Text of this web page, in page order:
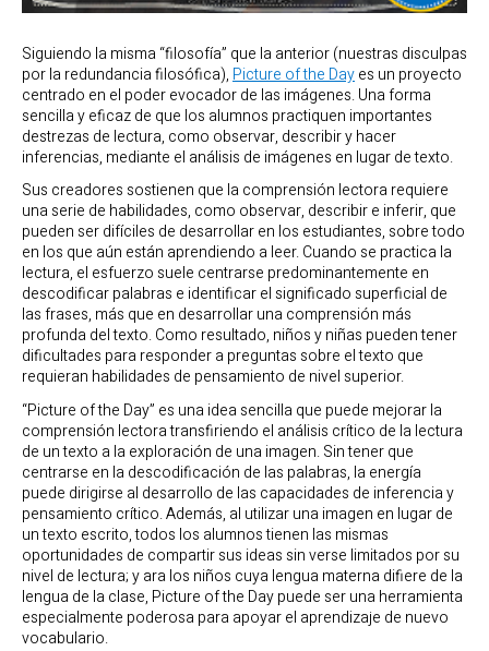
Siguiendo la misma “filosofía” que la anterior (nuestras disculpas
por la redundancia filosófica), Picture of the Dayes un proyecto
centrado en el poder evocador de las imágenes. Una forma
sencilla y eficaz de que los alumnos practiquen importantes
destrezas de lectura, como observar, describir y hacer
inferencias, mediante el análisis de imágenes en lugar de texto.
Sus creadores sostienen que la comprensión lectora requiere
una serie de habilidades, como observar, describir e inferir, que
pueden ser difíciles de desarrollar en los estudiantes, sobre todo
en los que aún están aprendiendo a leer. Cuando se practica la
lectura, el esfuerzo suele centrarse predominantemente en
descodificar palabras e identificar el significado superficial de
las frases, más que en desarrollar una comprensión más
profunda del texto. Como resultado, niños y niñas pueden tener
dificultades para responder a preguntas sobre el texto que
requieran habilidades de pensamiento de nivel superior.
“Picture of the Day” es una idea sencilla que puede mejorar la
comprensión lectora transfiriendo el análisis crítico de la lectura
de un texto a la exploración de una imagen. Sin tener que
centrarse en la descodificación de las palabras, la energía
puede dirigirse al desarrollo de las capacidades de inferencia y
pensamiento crítico. Además, al utilizar una imagen en lugar de
un texto escrito, todos los alumnos tienen las mismas
oportunidades de compartir sus ideas sin verse limitados por su
nivel de lectura; y ara los niños cuya lengua materna difiere de la
lengua de la clase, Picture of the Day puede ser una herramienta
especialmente poderosa para apoyar el aprendizaje de nuevo
vocabulario.